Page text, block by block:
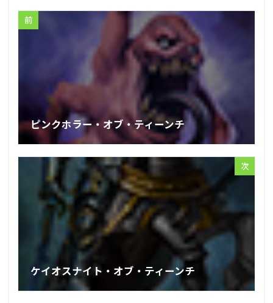
前
ピンクホラー・オブ・ティーンチ
次
ケイオスナイト・オブ・ティーンチ